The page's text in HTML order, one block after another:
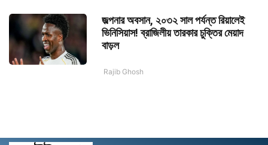
জল্পনার অবসান, ২০৩২ সাল পর্যন্ত রিয়ালেই
ভিনিসিয়াস! ব্রাজিলীয় তারকার চুক্তির মেয়াদ
বাড়ল
Rajib Ghosh